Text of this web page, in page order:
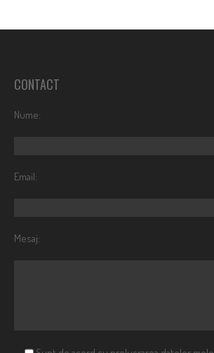
CONTACT
Nume:
Email:
Mesaj: